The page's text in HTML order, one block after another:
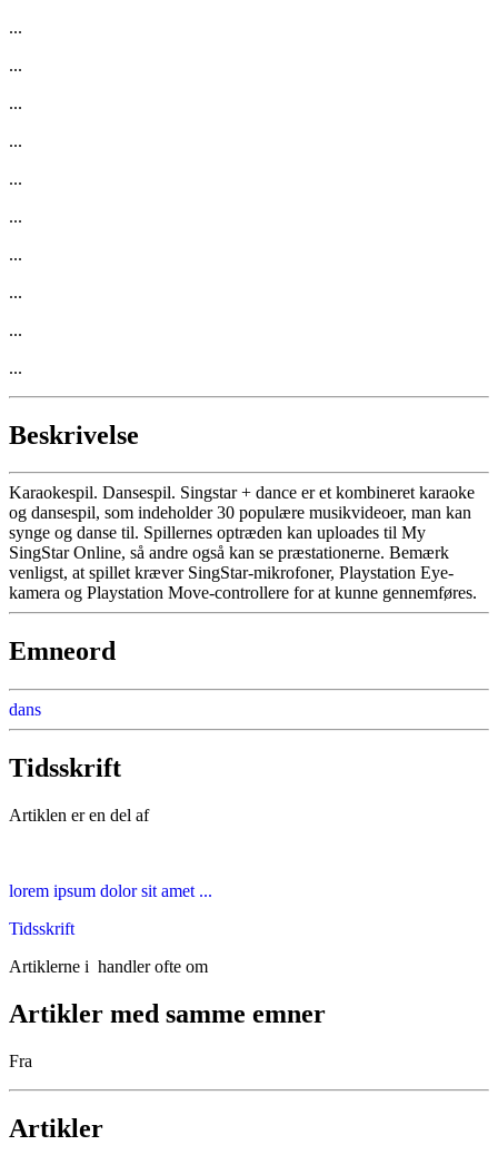
...
...
...
...
...
...
...
...
...
...
Beskrivelse
Karaokespil. Dansespil. Singstar + dance er et kombineret karaoke
og dansespil, som indeholder 30 populære musikvideoer, man kan
synge og danse til. Spillernes optræden kan uploades til My
SingStar Online, så andre også kan se præstationerne. Bemærk
venligst, at spillet kræver SingStar-mikrofoner, Playstation Eye-
kamera og Playstation Move-controllere for at kunne gennemføres.
Emneord
dans
Tidsskrift
Artiklen er en del af
lorem ipsum dolor sit amet ...
Tidsskrift
Artiklerne i handler ofte om
Artikler med samme emner
Fra
Artikler